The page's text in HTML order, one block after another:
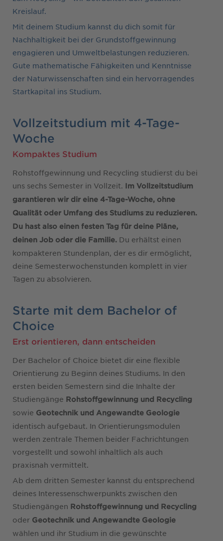
Kreislauf.
Mit deinem Studium kannst du dich somit für
Nachhaltigkeit bei der Grundstoffgewinnung
engagieren und Umweltbelastungen reduzieren.
Gute mathematische Fähigkeiten und Kenntnisse
der Naturwissenschaften sind ein hervorragendes
Startkapital ins Studium.
Vollzeitstudium mit 4-Tage-
Woche
Kompaktes Studium
Rohstoffgewinnung und Recycling studierst du bei
uns sechs Semester in Vollzeit. Im Vollzeitstudium
garantieren wir dir eine 4-Tage-Woche, ohne
Qualität oder Umfang des Studiums zu reduzieren.
Du hast also einen festen Tag für deine Pläne,
deinen Job oder die Familie. Du erhältst einen
kompakteren Stundenplan, der es dir ermöglicht,
deine Semesterwochenstunden komplett in vier
Tagen zu absolvieren.
Starte mit dem Bachelor of
Choice
Erst orientieren, dann entscheiden
Der Bachelor of Choice bietet dir eine flexible
Orientierung zu Beginn deines Studiums. In den
ersten beiden Semestern sind die Inhalte der
Studiengänge Rohstoffgewinnung und Recycling
sowie Geotechnik und Angewandte Geologie
identisch aufgebaut. In Orientierungsmodulen
werden zentrale Themen beider Fachrichtungen
vorgestellt und sowohl inhaltlich als auch
praxisnah vermittelt.
Ab dem dritten Semester kannst du entsprechend
deines Interessenschwerpunkts zwischen den
Studiengängen Rohstoffgewinnung und Recycling
oder Geotechnik und Angewandte Geologie
wählen und ihr Studium in die gewünschte